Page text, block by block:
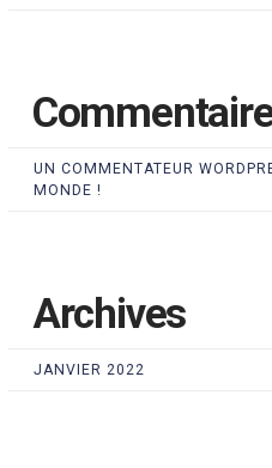
UN COMMENTATEUR
MONDE !
Archives
JANVIER 2022